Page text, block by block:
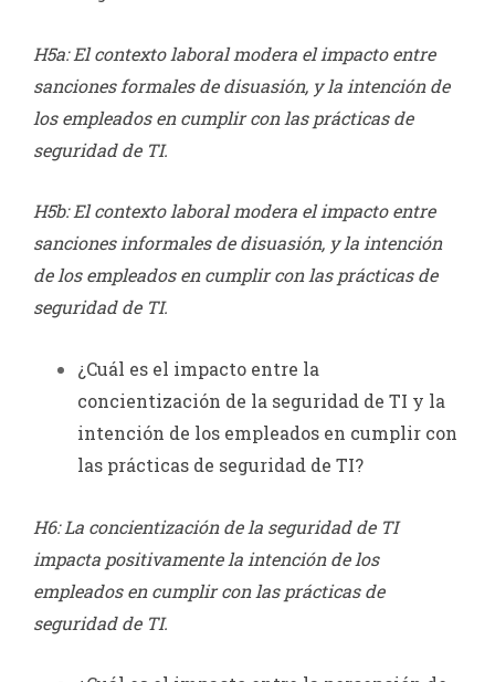
H5a: El contexto laboral modera el impacto entre
sanciones formales de disuasión, y la intención de
los empleados en cumplir con las prácticas de
seguridad de TI.
H5b: El contexto laboral modera el impacto entre
sanciones informales de disuasión, y la intención
de los empleados en cumplir con las prácticas de
seguridad de TI.
¿Cuál es el impacto entre la
concientización de la seguridad de TI y la
intención de los empleados en cumplir con
las prácticas de seguridad de TI?
H6: La concientización de la seguridad de TI
impacta positivamente la intención de los
empleados en cumplir con las prácticas de
seguridad de TI.